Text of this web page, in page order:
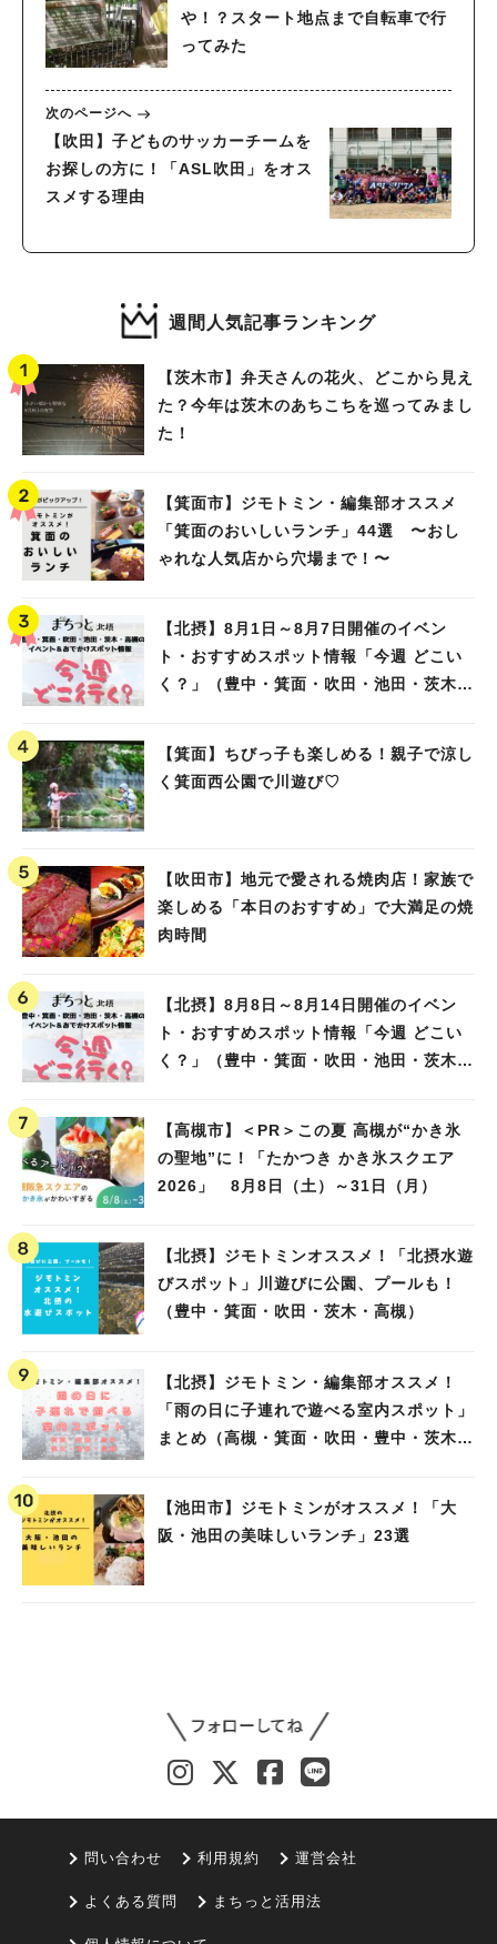
や！？スタート地点まで自転車で行
ってみた
次のページへ
【吹田】子どものサッカーチームを
お探しの方に！「ASL吹田」をオス
スメする理由
週間人気記事ランキング
【茨木市】弁天さんの花火、どこから見え
た？今年は茨木のあちこちを巡ってみまし
た！
【箕面市】ジモトミン・編集部オススメ
「箕面のおいしいランチ」44選 〜おし
ゃれな人気店から穴場まで！〜
【北摂】8月1日～8月7日開催のイベン
ト・おすすめスポット情報「今週 どこい
く？」（豊中・箕面・吹田・池田・茨木・
【箕面】ちびっ子も楽しめる！親子で涼し
く箕面西公園で川遊び♡
【吹田市】地元で愛される焼肉店！家族で
楽しめる「本日のおすすめ」で大満足の焼
肉時間
【北摂】8月8日～8月14日開催のイベン
ト・おすすめスポット情報「今週 どこい
く？」（豊中・箕面・吹田・池田・茨木・
【高槻市】＜PR＞この夏 高槻が“かき氷
の聖地”に！「たかつき かき氷スクエア
2026」 8月8日（土）～31日（月）
【北摂】ジモトミンオススメ！「北摂水遊
びスポット」川遊びに公園、プールも！
（豊中・箕面・吹田・茨木・高槻）
【北摂】ジモトミン・編集部オススメ！
「雨の日に子連れで遊べる室内スポット」
まとめ（高槻・箕面・吹田・豊中・茨木・
【池田市】ジモトミンがオススメ！「大
阪・池田の美味しいランチ」23選
問い合わせ 利用規約 運営会社
よくある質問 まちっと活用法